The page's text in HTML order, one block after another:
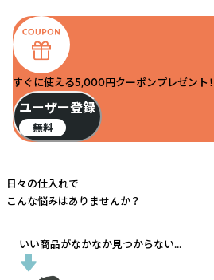
すぐに使える5,000円クーポンプレゼント！
ユーザー登録
無料
日々の仕入れで
こんな悩みはありませんか？
いい商品がなかなか見つからない...